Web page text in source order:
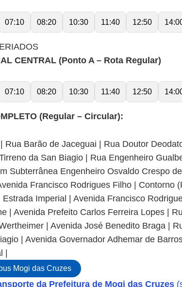
07:10 08:20 10:30 11:40 12:50
CENTRAL (Ponto A – Rota Regular)
07:10 08:20 10:30 11:40 12:50
(Regular – Circular):
Rua Barão de Jaceguai | Rua Doutor
da San Biagio | Rua Engenheiro
Subterrânea Engenheiro Osvaldo Crespo
Francisco Rodrigues Filho | Contorno
Imperial | Avenida Francisco
| Avenida Prefeito Carlos Ferreira Lopes |
| Avenida José Benedito Braga |
| Avenida Governador Adhemar de
|
Mogi das Cruzes
da Prefeitura de Mogi das Cruzes